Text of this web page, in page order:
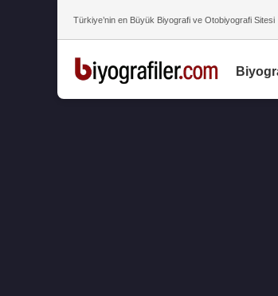
Türkiye’nin en Büyük Biyografi ve Otobiyografi Sitesi